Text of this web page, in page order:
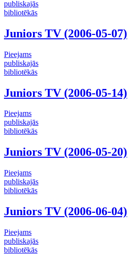
publiskajās
bibliotēkās
Juniors TV (2006-05-07)
Pieejams
publiskajās
bibliotēkās
Juniors TV (2006-05-14)
Pieejams
publiskajās
bibliotēkās
Juniors TV (2006-05-20)
Pieejams
publiskajās
bibliotēkās
Juniors TV (2006-06-04)
Pieejams
publiskajās
bibliotēkās